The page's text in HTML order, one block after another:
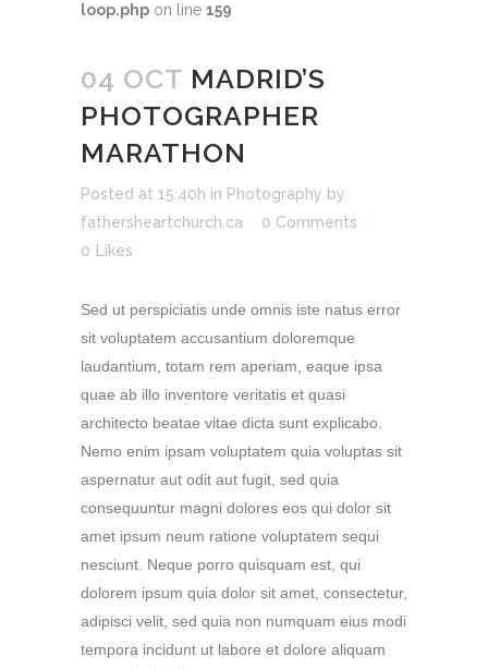
loop.php on line 159
04 OCT MADRID’S
PHOTOGRAPHER
MARATHON
Posted at 15:40h in Photography by
fathersheartchurch.ca
0 Comments
0
Likes
Sed ut perspiciatis unde omnis iste natus error
sit voluptatem accusantium doloremque
laudantium, totam rem aperiam, eaque ipsa
quae ab illo inventore veritatis et quasi
architecto beatae vitae dicta sunt explicabo.
Nemo enim ipsam voluptatem quia voluptas sit
aspernatur aut odit aut fugit, sed quia
consequuntur magni dolores eos qui dolor sit
amet ipsum neum ratione voluptatem sequi
nesciunt. Neque porro quisquam est, qui
dolorem ipsum quia dolor sit amet, consectetur,
adipisci velit, sed quia non numquam eius modi
tempora incidunt ut labore et dolore aliquam